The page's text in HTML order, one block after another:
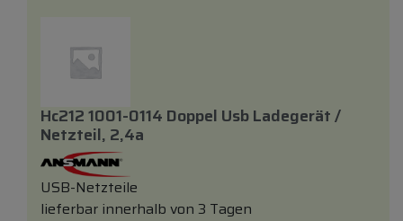
Hc212 1001-0114 Doppel Usb Ladegerät /
Netzteil, 2,4a
USB-Netzteile
lieferbar innerhalb von 3 Tagen